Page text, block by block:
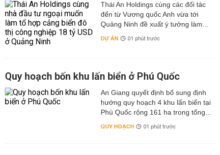
Thái An Holdings cùng các đối tác
đến từ Vương quốc Anh vừa tới
Quảng Ninh đề xuất ý tưởng làm...
DỰ ÁN 01 phút trước
Quy hoạch bốn khu lấn biển ở Phú Quốc
An Giang quyết định bổ sung định
hướng quy hoạch 4 khu lấn biển tại
Phú Quốc rộng 161 ha trong tổng...
QUY HOẠCH 01 phút trước